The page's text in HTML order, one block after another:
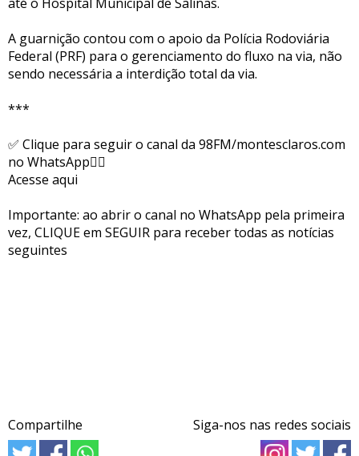
até o Hospital Municipal de Salinas.
A guarnição contou com o apoio da Polícia Rodoviária
Federal (PRF) para o gerenciamento do fluxo na via, não
sendo necessária a interdição total da via.
***
✅ Clique para seguir o canal da 98FM/montesclaros.com
no WhatsApp👇🏻
Acesse aqui
Importante: ao abrir o canal no WhatsApp pela primeira
vez, CLIQUE em SEGUIR para receber todas as notícias
seguintes
Compartilhe Siga-nos nas redes sociais